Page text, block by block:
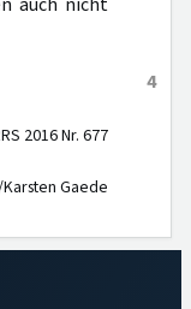
4
2016 Nr. 677
Gaede